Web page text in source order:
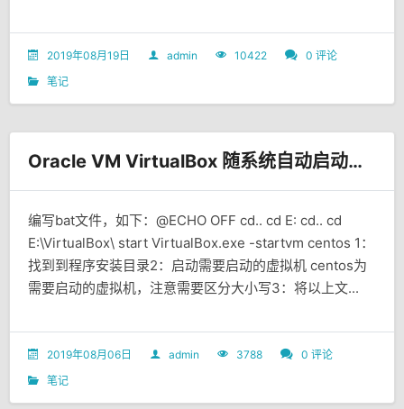
2019年08月19日 admin 10422
0 评论
笔记
Oracle VM VirtualBox 随系统自动启动虚拟机教程
编写bat文件，如下：@ECHO OFF cd.. cd E: cd.. cd
E:\VirtualBox\ start VirtualBox.exe -startvm centos 1：
找到到程序安装目录2：启动需要启动的虚拟机 centos为
需要启动的虚拟机，注意需要区分大小写3：将以上文...
2019年08月06日 admin 3788
0 评论
笔记